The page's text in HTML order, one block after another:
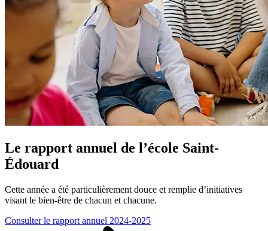
Le rapport annuel de l’école Saint-
Édouard
Cette année a été particulièrement douce et remplie d’initiatives
visant le bien-être de chacun et chacune.
Consulter le rapport annuel 2024-2025